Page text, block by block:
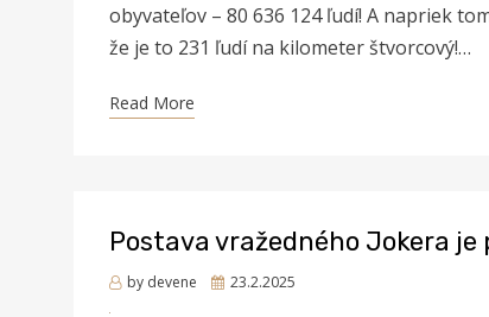
obyvateľov – 80 636 124 ľudí! A napriek
že je to 231 ľudí na kilometer štvorcový!…
Read More
Postava vražedného Jokera je
by devene
Posted
23.2.2025